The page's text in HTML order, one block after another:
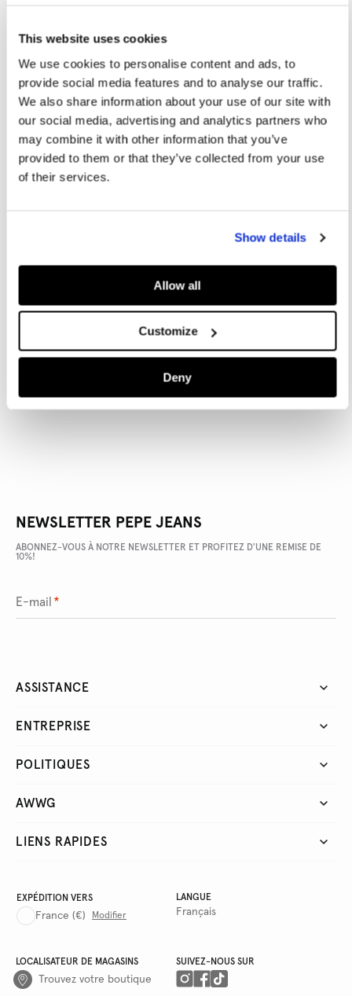
This website uses cookies
We use cookies to personalise content and ads, to
provide social media features and to analyse our traffic.
We also share information about your use of our site with
our social media, advertising and analytics partners who
may combine it with other information that you’ve
provided to them or that they’ve collected from your use
of their services.
Show details
Allow all
Customize
Deny
36 37 38 39 40
Guide des tailles
DÉTAILS DU PRODUIT
NEWSLETTER PEPE JEANS
ABONNEZ-VOUS À NOTRE NEWSLETTER ET PROFITEZ D'UNE REMISE DE
10%!
E-mail *
ASSISTANCE
ENTREPRISE
POLITIQUES
AWWG
LIENS RAPIDES
EXPÉDITION VERS
France (€) Modifier
LANGUE
Français
LOCALISATEUR DE MAGASINS
Trouvez votre boutique
SUIVEZ-NOUS SUR